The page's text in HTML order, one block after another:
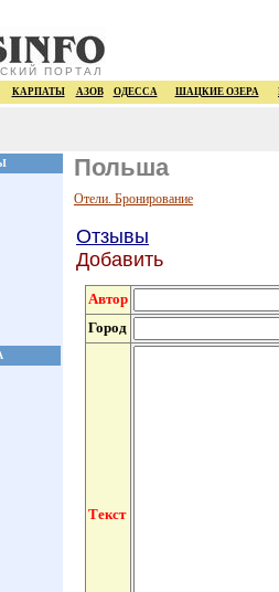
ПОРТАЛ
КАРПАТЫ АЗОВ ОДЕССА ШАЦКИЕ ОЗЕРА
Польша
Отели. Бронирование
Отзывы
Добавить
Автор
Город
Текст